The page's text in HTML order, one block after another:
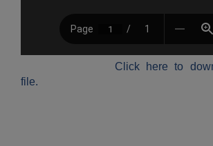
Click here to
file.